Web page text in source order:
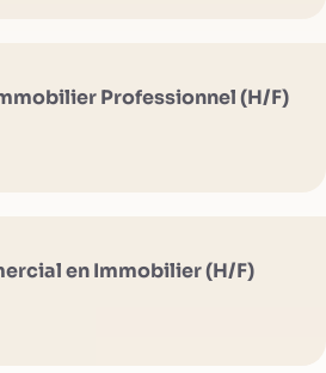
Professionnel (H/F)
en Immobilier (H/F)